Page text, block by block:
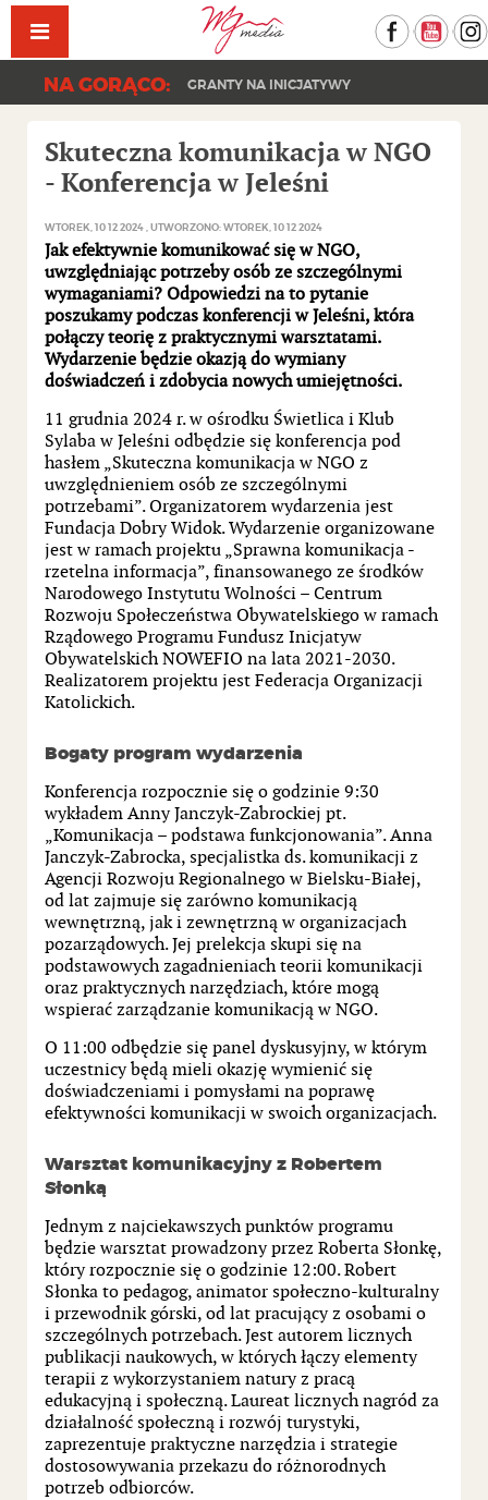
Facebook
NA GORĄCO: GRANTY NA INICJATYWY
Skuteczna komunikacja w NGO
- Konferencja w Jeleśni
WTOREK, 10 12 2024 UTWORZONO: WTOREK, 10 12 2024
Jak efektywnie komunikować się w NGO,
uwzględniając potrzeby osób ze szczególnymi
wymaganiami? Odpowiedzi na to pytanie
poszukamy podczas konferencji w Jeleśni, która
połączy teorię z praktycznymi warsztatami.
Wydarzenie będzie okazją do wymiany
doświadczeń i zdobycia nowych umiejętności.
11 grudnia 2024 r. w ośrodku Świetlica i Klub
Sylaba w Jeleśni odbędzie się konferencja pod
hasłem „Skuteczna komunikacja w NGO z
uwzględnieniem osób ze szczególnymi
potrzebami”. Organizatorem wydarzenia jest
Fundacja Dobry Widok. Wydarzenie organizowane
jest w ramach projektu „Sprawna komunikacja -
rzetelna informacja”, finansowanego ze środków
Narodowego Instytutu Wolności – Centrum
Rozwoju Społeczeństwa Obywatelskiego w ramach
Rządowego Programu Fundusz Inicjatyw
Obywatelskich NOWEFIO na lata 2021-2030.
Realizatorem projektu jest Federacja Organizacji
Katolickich.
Bogaty program wydarzenia
Konferencja rozpocznie się o godzinie 9:30
wykładem Anny Janczyk-Zabrockiej pt.
„Komunikacja – podstawa funkcjonowania”. Anna
Janczyk-Zabrocka, specjalistka ds. komunikacji z
Agencji Rozwoju Regionalnego w Bielsku-Białej,
od lat zajmuje się zarówno komunikacją
wewnętrzną, jak i zewnętrzną w organizacjach
pozarządowych. Jej prelekcja skupi się na
podstawowych zagadnieniach teorii komunikacji
oraz praktycznych narzędziach, które mogą
wspierać zarządzanie komunikacją w NGO.
O 11:00 odbędzie się panel dyskusyjny, w którym
uczestnicy będą mieli okazję wymienić się
doświadczeniami i pomysłami na poprawę
efektywności komunikacji w swoich organizacjach.
Warsztat komunikacyjny z Robertem
Słonką
Jednym z najciekawszych punktów programu
będzie warsztat prowadzony przez Roberta Słonkę,
który rozpocznie się o godzinie 12:00. Robert
Słonka to pedagog, animator społeczno-kulturalny
i przewodnik górski, od lat pracujący z osobami o
szczególnych potrzebach. Jest autorem licznych
publikacji naukowych, w których łączy elementy
terapii z wykorzystaniem natury z pracą
edukacyjną i społeczną. Laureat licznych nagród za
działalność społeczną i rozwój turystyki,
zaprezentuje praktyczne narzędzia i strategie
dostosowywania przekazu do różnorodnych
potrzeb odbiorców.